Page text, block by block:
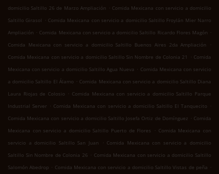
domicilio Saltillo 26 de Marzo Ampliación . Comida Mexicana con servicio a domicilio
Saltillo Girasol . Comida Mexicana con servicio a domicilio Saltillo Froylán Mier Narro
Ampliación . Comida Mexicana con servicio a domicilio Saltillo Ricardo Flores Magón .
Comida Mexicana con servicio a domicilio Saltillo Buenos Aires 2da Ampliación
.
Comida Mexicana con servicio a domicilio Saltillo Sin Nombre de Colonia 21
. Comida
Mexicana con servicio a domicilio Saltillo Agua Nueva . Comida Mexicana con servicio
a domicilio Saltillo El Álamo . Comida Mexicana con servicio a domicilio Saltillo Diana
Laura Riojas de Colosio . Comida Mexicana con servicio a domicilio Saltillo Parque
Industrial Server . Comida Mexicana con servicio a domicilio Saltillo El Tanquecito .
Comida Mexicana con servicio a domicilio Saltillo Josefa Ortiz de Domínguez . Comida
Mexicana con servicio a domicilio Saltillo Puerto de Flores
. Comida Mexicana con
servicio a domicilio Saltillo San Juan
. Comida Mexicana con servicio a domicilio
Saltillo Sin Nombre de Colonia 26 . Comida Mexicana con servicio a domicilio Saltillo
Salomón Abedrop . Comida Mexicana con servicio a domicilio Saltillo Vistas de peña .